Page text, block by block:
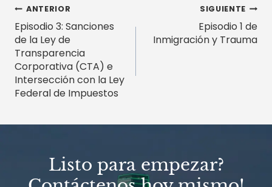
Navegación
de
entradas
ANTERIOR
Episodio 3: Sanciones
de la Ley de
Transparencia
Corporativa (CTA) e
Intersección con la Ley
Federal de Impuestos
SIGUIENTE
Episodio 1 de
Inmigración y Trauma
Listo para empezar?